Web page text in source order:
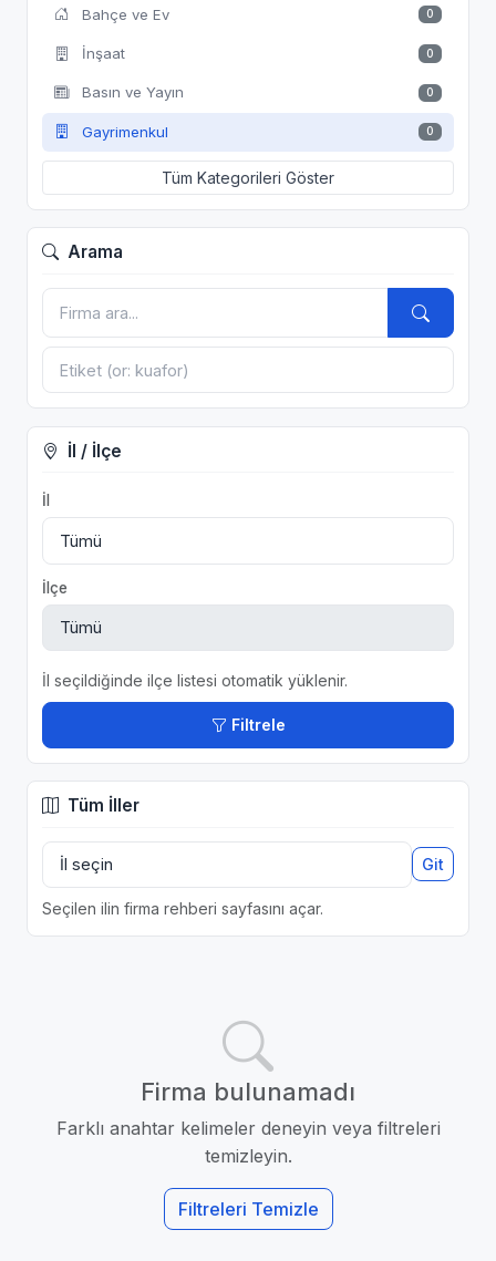
Bahçe ve Ev 0
İnşaat 0
Basın ve Yayın 0
Gayrimenkul 0
Tüm Kategorileri Göster
Arama
İl / İlçe
İl
İlçe
İl seçildiğinde ilçe listesi otomatik yüklenir.
Filtrele
Tüm İller
Git
Seçilen ilin firma rehberi sayfasını açar.
Firma bulunamadı
Farklı anahtar kelimeler deneyin veya filtreleri
temizleyin.
Filtreleri Temizle